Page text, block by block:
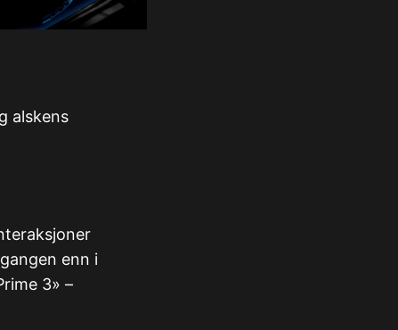
alskens
enn i
3» –